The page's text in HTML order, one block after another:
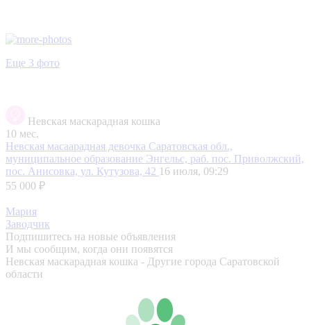
Еще 3 фото
Невская маскарадная кошка
10 мес.
Невская масаарадная девочка Саратовская обл.,
муниципальное образование Энгельс, раб. пос. Приволжский,
пос. Анисовка, ул. Кутузова, 42 16 июля, 09:29
55 000 ₽
Мария
Заводчик
Подпишитесь на новые объявления
И мы сообщим, когда они появятся
Невская маскарадная кошка - Другие города Саратовской
области